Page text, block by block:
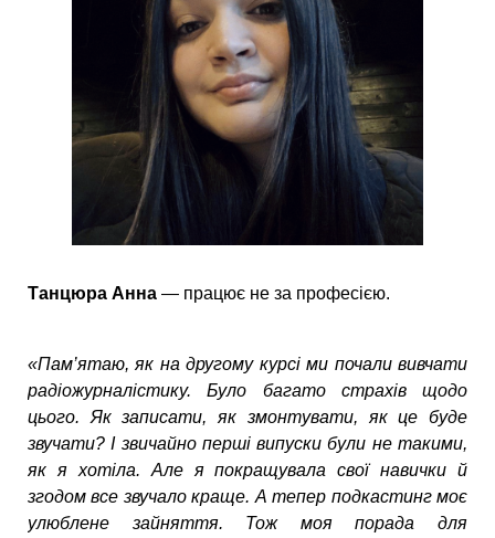
Танцюра Анна — працює не за професією.
«Пам’ятаю, як на другому курсі ми почали вивчати
радіожурналістику. Було багато страхів щодо
цього. Як записати, як змонтувати, як це буде
звучати? І звичайно перші випуски були не такими,
як я хотіла. Але я покращувала свої навички й
згодом все звучало краще. А тепер подкастинг моє
улюблене зайняття. Тож моя порада для